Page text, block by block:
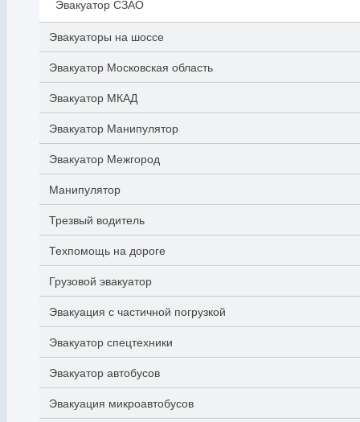
Эвакуатор СЗАО
Эвакуаторы на шоссе
Эвакуатор Московская область
Эвакуатор МКАД
Эвакуатор Манипулятор
Эвакуатор Межгород
Манипулятор
Трезвый водитель
Техпомощь на дороге
Грузовой эвакуатор
Эвакуация с частичной погрузкой
Эвакуатор спецтехники
Эвакуатор автобусов
Эвакуация микроавтобусов